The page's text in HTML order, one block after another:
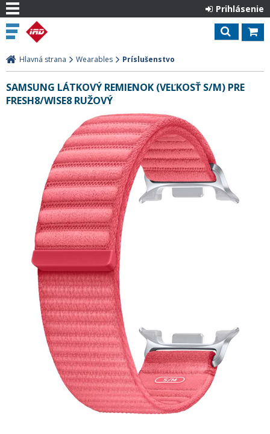
Prihlásenie
Hlavná strana Wearables Príslušenstvo
SAMSUNG LÁTKOVÝ REMIENOK (VEĽKOSŤ S/M) PRE
FRESH8/WISE8 RUŽOVÝ